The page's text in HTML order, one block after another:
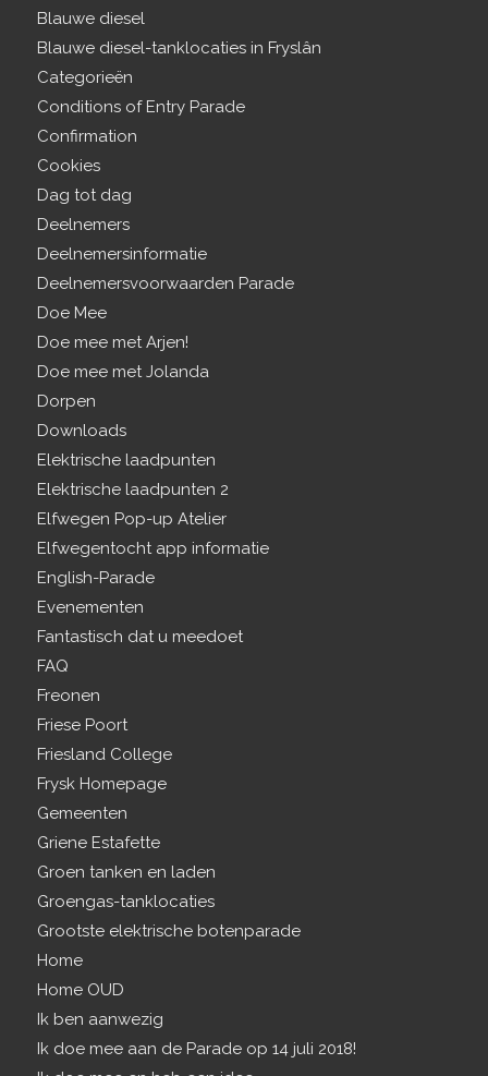
Blauwe diesel
Blauwe diesel-tanklocaties in Fryslân
Categorieën
Conditions of Entry Parade
Confirmation
Cookies
Dag tot dag
Deelnemers
Deelnemersinformatie
Deelnemersvoorwaarden Parade
Doe Mee
Doe mee met Arjen!
Doe mee met Jolanda
Dorpen
Downloads
Elektrische laadpunten
Elektrische laadpunten 2
Elfwegen Pop-up Atelier
Elfwegentocht app informatie
English-Parade
Evenementen
Fantastisch dat u meedoet
FAQ
Freonen
Friese Poort
Friesland College
Frysk Homepage
Gemeenten
Griene Estafette
Groen tanken en laden
Groengas-tanklocaties
Grootste elektrische botenparade
Home
Home OUD
Ik ben aanwezig
Ik doe mee aan de Parade op 14 juli 2018!